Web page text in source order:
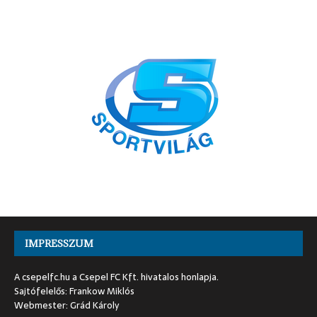
IMPRESSZUM
A csepelfc.hu a Csepel FC Kft. hivatalos honlapja.
Sajtófelelős: Frankow Miklós
Webmester: Grád Károly